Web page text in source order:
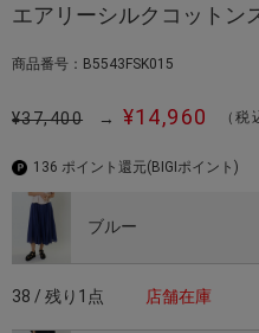
エアリーシルクコットン
商品番号：B5543FSK015
¥37,400 → ¥14,960 （税
136 ポイント還元(BIGIポイント)
ブルー
38 / 残り1点 店舗在庫